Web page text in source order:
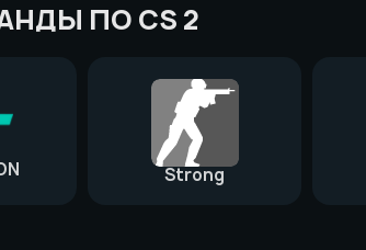
ПО CS 2
Strong